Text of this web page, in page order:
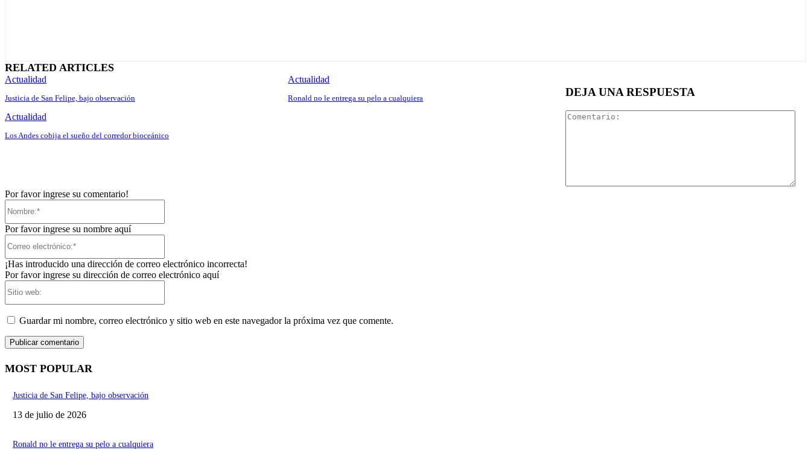
RELATED ARTICLES
Actualidad
Justicia de San Felipe, bajo observación
Actualidad
Ronald no le entrega su pelo a cualquiera
Actualidad
Los Andes cobija el sueño del corredor bioceánico
DEJA UNA RESPUESTA
Por favor ingrese su comentario!
Por favor ingrese su nombre aquí
¡Has introducido una dirección de correo electrónico incorrecta!
Por favor ingrese su dirección de correo electrónico aquí
Guardar mi nombre, correo electrónico y sitio web en este navegador la próxima vez que comente.
MOST POPULAR
Justicia de San Felipe, bajo observación
13 de julio de 2026
Ronald no le entrega su pelo a cualquiera